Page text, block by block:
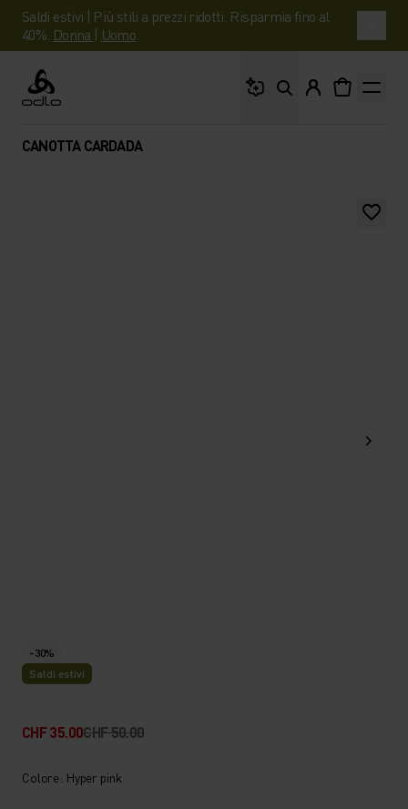
Saldi estivi | Più stili a prezzi ridotti. Risparmia fino al
40%. Donna | Uomo
Odlo
CANOTTA CARDADA
-30%
Saldi estivi
CHF 35.00CHF 50.00
Colore: Hyper pink